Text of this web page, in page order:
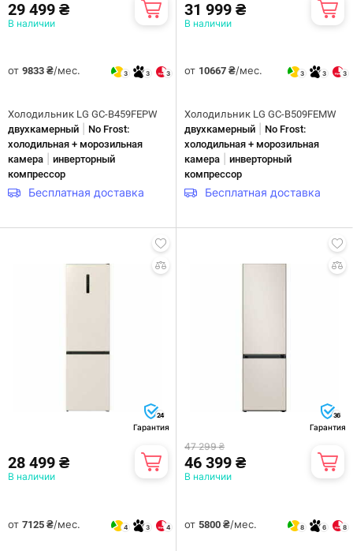
29 499 ₴
В наличии
от 9833 ₴/мес. 3 3 3
Холодильник LG GC-B459FEPW
двухкамерный
No Frost:
холодильная + морозильная
камера
инверторный
компрессор
Бесплатная доставка
31 999 ₴
В наличии
от 10667 ₴/мес. 3 3 3
Холодильник LG GC-B509FEMW
двухкамерный
No Frost:
холодильная + морозильная
камера
инверторный
компрессор
Бесплатная доставка
24
Гарантия
28 499 ₴
В наличии
от 7125 ₴/мес. 4 3 4
36
Гарантия
47 299 ₴
46 399 ₴
В наличии
от 5800 ₴/мес. 8 6 8